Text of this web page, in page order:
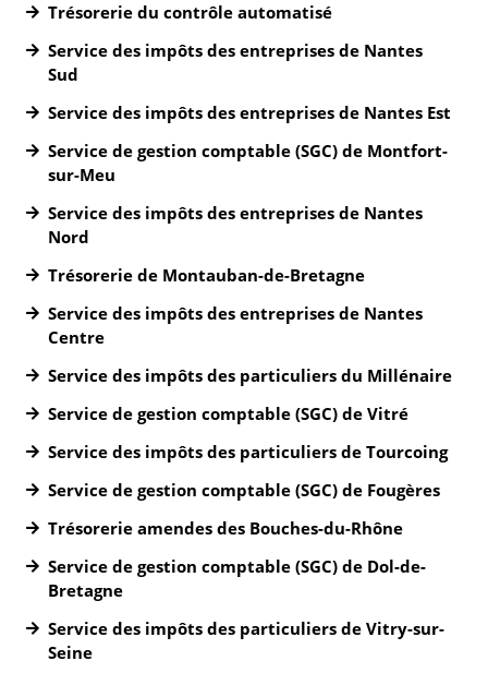
Trésorerie du contrôle automatisé
Service des impôts des entreprises de Nantes
Sud
Service des impôts des entreprises de Nantes Est
Service de gestion comptable (SGC) de Montfort-
sur-Meu
Service des impôts des entreprises de Nantes
Nord
Trésorerie de Montauban-de-Bretagne
Service des impôts des entreprises de Nantes
Centre
Service des impôts des particuliers du Millénaire
Service de gestion comptable (SGC) de Vitré
Service des impôts des particuliers de Tourcoing
Service de gestion comptable (SGC) de Fougères
Trésorerie amendes des Bouches-du-Rhône
Service de gestion comptable (SGC) de Dol-de-
Bretagne
Service des impôts des particuliers de Vitry-sur-
Seine